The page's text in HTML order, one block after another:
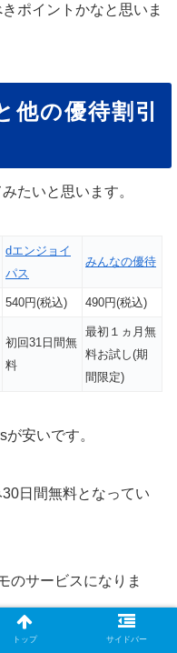
ポイントかなと思いま
の優待割引
たいと思います。
dエンジョイ
パス
みんなの優待
540円(税込) 490円(税込)
初回31日間無
料
最初１ヵ月無
料お試し(期
間限定)
安いです。
日間無料となってい
のサービスになりま
トップ サイドバー